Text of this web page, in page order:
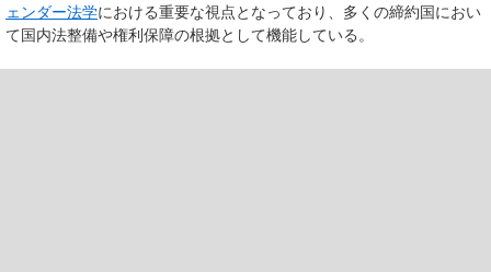
ェンダー法学における重要な視点となっており、多くの締約国におい
て国内法整備や権利保障の根拠として機能している。